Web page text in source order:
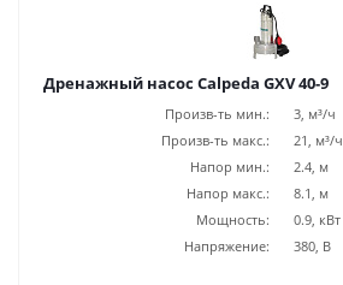
Дренажный насос Calpeda GXV 40-9
Произв-ть мин.:
3, м³/ч
Произв-ть макс.:
21, м³/ч
Напор мин.:
2.4, м
Напор макс.:
8.1, м
Мощность:
0.9, кВт
Напряжение:
380, В